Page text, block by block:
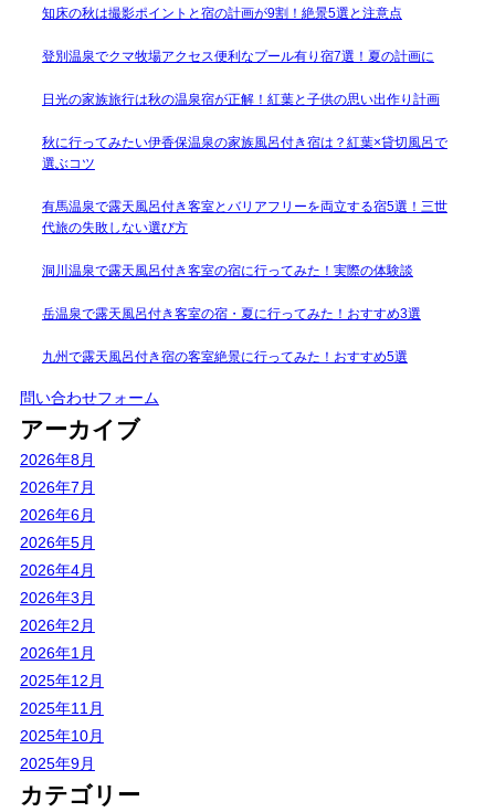
知床の秋は撮影ポイントと宿の計画が9割！絶景5選と注意点
登別温泉でクマ牧場アクセス便利なプール有り宿7選！夏の計画に
日光の家族旅行は秋の温泉宿が正解！紅葉と子供の思い出作り計画
秋に行ってみたい伊香保温泉の家族風呂付き宿は？紅葉×貸切風呂で
選ぶコツ
有馬温泉で露天風呂付き客室とバリアフリーを両立する宿5選！三世
代旅の失敗しない選び方
洞川温泉で露天風呂付き客室の宿に行ってみた！実際の体験談
岳温泉で露天風呂付き客室の宿・夏に行ってみた！おすすめ3選
九州で露天風呂付き宿の客室絶景に行ってみた！おすすめ5選
問い合わせフォーム
アーカイブ
2026年8月
2026年7月
2026年6月
2026年5月
2026年4月
2026年3月
2026年2月
2026年1月
2025年12月
2025年11月
2025年10月
2025年9月
カテゴリー